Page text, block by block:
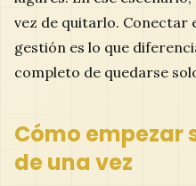
vez de quitarlo. Conectar
gestión es lo que
completo de quedarse
Cómo empezar
de una vez